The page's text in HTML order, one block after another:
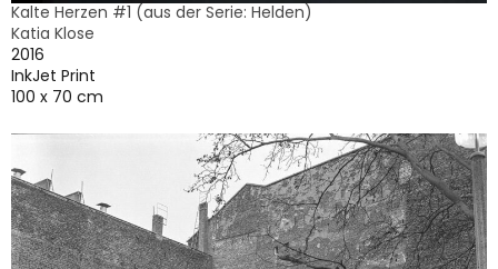
Kalte Herzen #1 (aus der Serie: Helden)
Katia Klose
2016
InkJet Print
100 x 70 cm